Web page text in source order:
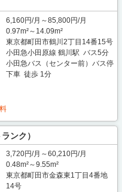
6,160円/月～85,800円/月
0.97m²～14.09m²
東京都町田市鶴川2丁目14番15号
小田急小田原線 鶴川駅 バス5分
小田急バス（センター前）バス停
下車 徒歩 1分
ンク）
3,720円/月～60,210円/月
0.48m²～9.55m²
東京都町田市金森東1丁目4番地
14号